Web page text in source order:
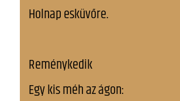
Holnap esküvőre.
Reménykedik
Egy kis méh az ágon: